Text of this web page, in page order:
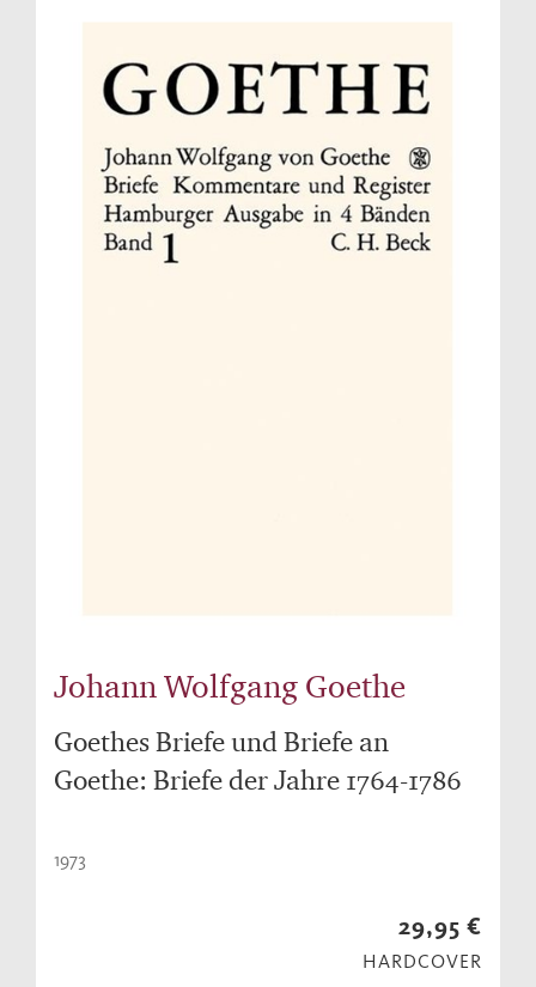
Johann Wolfgang Goethe
Goethes Briefe und Briefe an
Goethe: Briefe der Jahre 1764-1786
1973
29,95 €
HARDCOVER